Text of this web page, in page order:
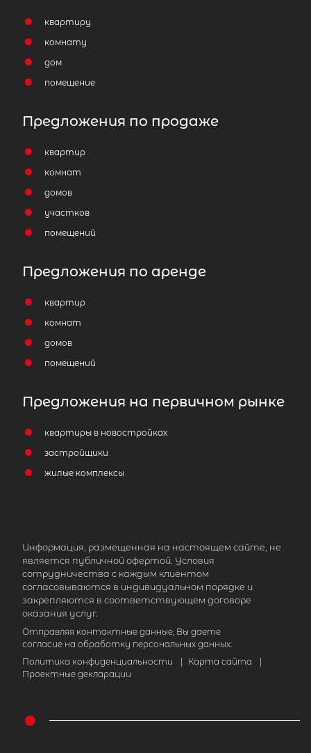
квартиру
комнату
дом
помещение
Предложения по продаже
квартир
комнат
домов
участков
помещений
Предложения по аренде
квартир
комнат
домов
помещений
Предложения на первичном рынке
квартиры в новостройках
застройщики
жилые комплексы
Информация, размещенная на настоящем сайте, не
является публичной офертой. Условия
сотрудничества с каждым клиентом
согласовываются в индивидуальном порядке и
закрепляются в соответствующем договоре
оказания услуг.
Отправляя контактные данные, Вы даете
согласие на обработку персональных данных.
Политика конфиденциальности
Карта сайта
Проектные декларации